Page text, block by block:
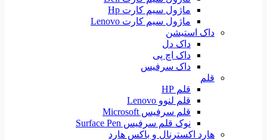
ماژول سیم کارت Hp
ماژول سیم کارت Lenovo
داک استیشن
داک دل
داک اچ پی
داک سرفیس
قلم
قلم HP
قلم لنوو Lenovo
قلم سرفیس Microsoft
نوک قلم سرفیس Surface Pen
هارد اکسترنال و باکس هارد